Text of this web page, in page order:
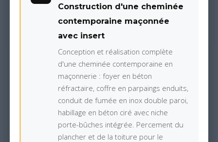
Construction d'une cheminée
contemporaine maçonnée
avec insert
Conception et réalisation complète
d'une cheminée contemporaine en
maçonnerie : foyer en béton
réfractaire, coffre en parpaings enduits,
conduit de fumée en inox double paroi,
habillage en béton ciré avec niche
porte-bûches intégrée. Percement du
plancher et de la toiture pour le